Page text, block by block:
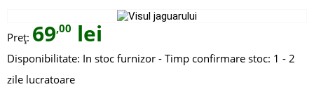
Preț: 69,00 lei
Disponibilitate: In stoc furnizor - Timp confirmare stoc: 1 - 2
zile lucratoare